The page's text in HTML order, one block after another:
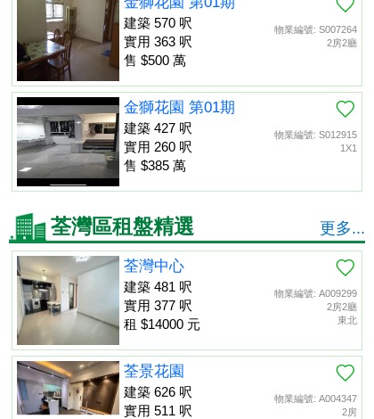
物業編號: S007264
2房2廳
建築 570 呎
實用 363 呎
售 $500 萬
物業編號: S012915
1X1
金獅花園 第01期
建築 427 呎
實用 260 呎
售 $385 萬
荃灣區租盤精選 更多...
物業編號: A009299
2房2廳
東北
荃灣中心
建築 481 呎
實用 377 呎
租 $14000 元
物業編號: A004347
2房
荃景花園
建築 626 呎
實用 511 呎